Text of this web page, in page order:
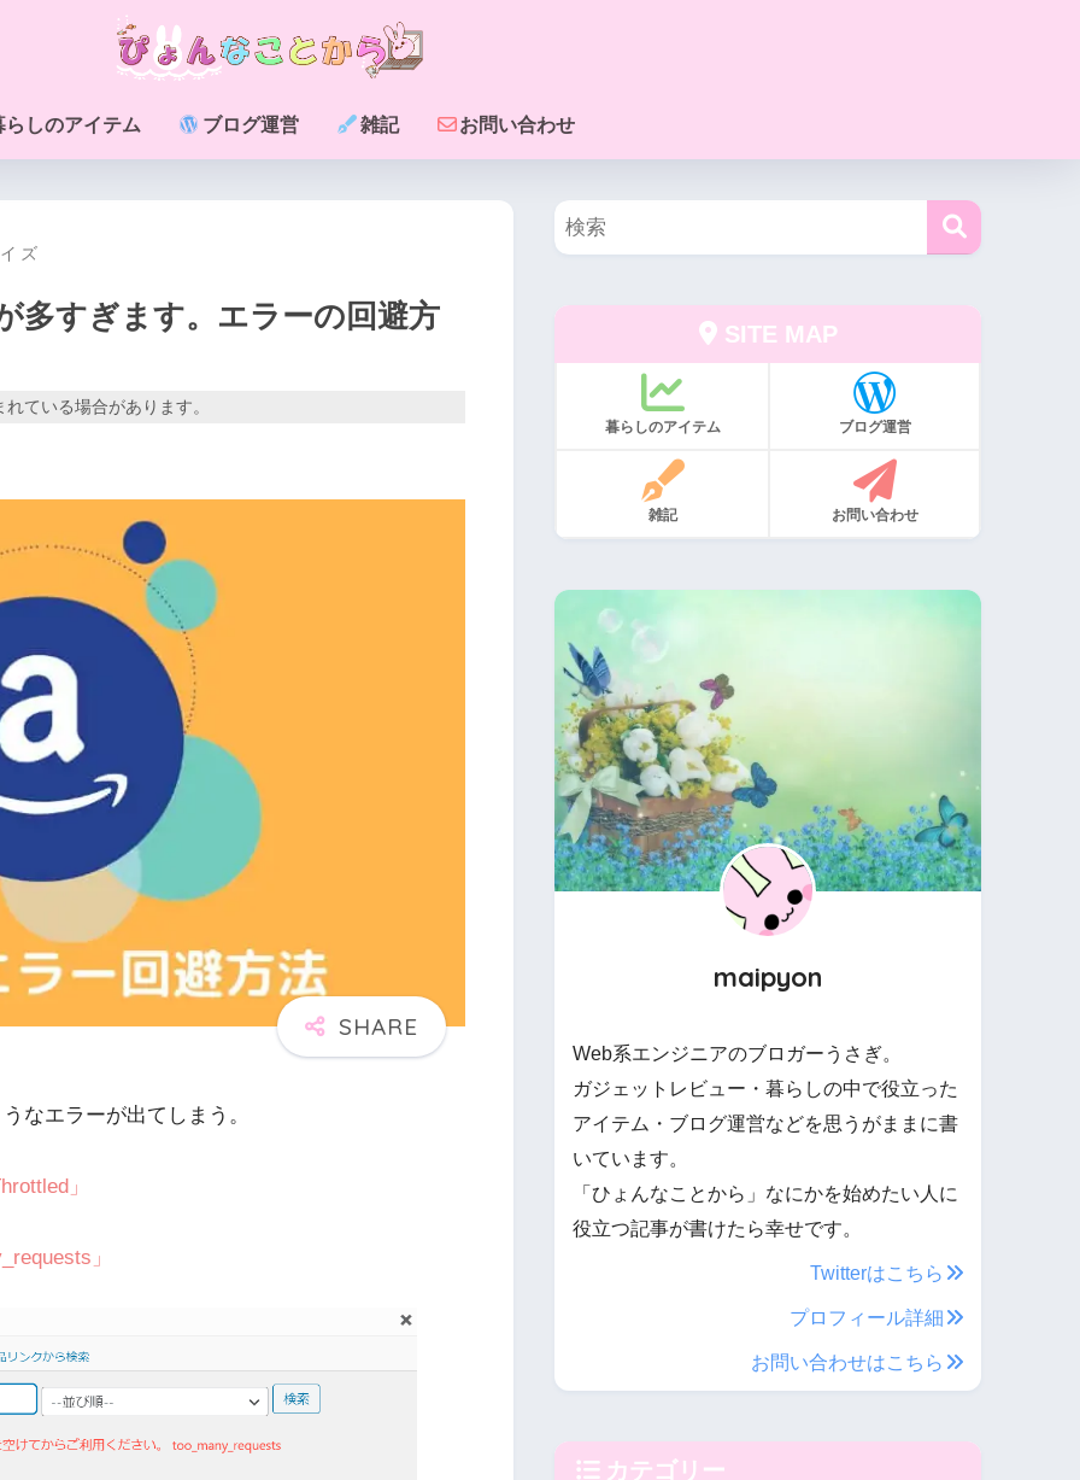
らしのアイテム ブログ運営 雑記 お問い合わせ
ズ
多すぎます。エラーの回避方
ている場合があります。
なエラーが出てしまう。
」
」
SITE MAP
暮らしのアイテム ブログ運営
雑記 お問い合わせ
maipyon
Web系エンジニアのブロガーうさぎ。
ガジェットレビュー・暮らしの中で役立った
アイテム・ブログ運営などを思うがままに書
いています。
「ひょんなことから」なにかを始めたい人に
役立つ記事が書けたら幸せです。
Twitterはこちら
プロフィール詳細
お問い合わせはこちら
カテゴリー